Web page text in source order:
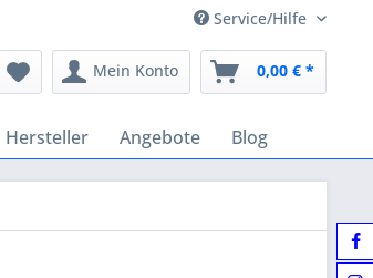
Service/Hilfe
Mein Konto 0,00 € *
Hersteller Angebote Blog